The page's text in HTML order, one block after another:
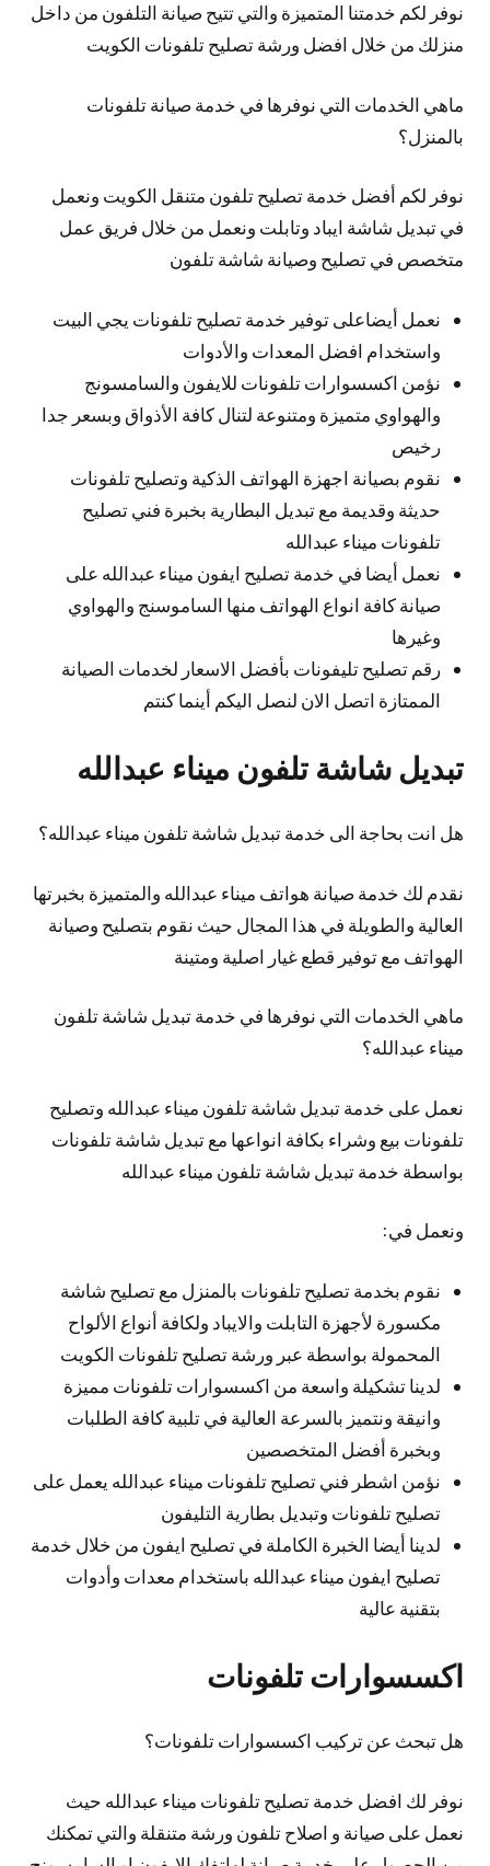
نوفر لكم خدمتنا المتميزة والتي تتيح صيانة التلفون من داخل
منزلك من خلال افضل ورشة تصليح تلفونات الكويت
ماهي الخدمات التي نوفرها في خدمة صيانة تلفونات
بالمنزل؟
نوفر لكم أفضل خدمة تصليح تلفون متنقل الكويت ونعمل
في تبديل شاشة ايباد وتابلت ونعمل من خلال فريق عمل
متخصص في تصليح وصيانة شاشة تلفون
نعمل أيضاعلى توفير خدمة تصليح تلفونات يجي البيت
واستخدام افضل المعدات والأدوات
نؤمن اكسسوارات تلفونات للايفون والسامسونج
والهواوي متميزة ومتنوعة لتنال كافة الأذواق وبسعر جدا
رخيص
نقوم بصيانة اجهزة الهواتف الذكية وتصليح تلفونات
حديثة وقديمة مع تبديل البطارية بخبرة فني تصليح
تلفونات ميناء عبدالله
نعمل أيضا في خدمة تصليح ايفون ميناء عبدالله على
صيانة كافة انواع الهواتف منها الساموسنج والهواوي
وغيرها
رقم تصليح تليفونات بأفضل الاسعار لخدمات الصيانة
الممتازة اتصل الان لنصل اليكم أينما كنتم
تبديل شاشة تلفون ميناء عبدالله
هل انت بحاجة الى خدمة تبديل شاشة تلفون ميناء عبدالله؟
نقدم لك خدمة صيانة هواتف ميناء عبدالله والمتميزة بخبرتها
العالية والطويلة في هذا المجال حيث نقوم بتصليح وصيانة
الهواتف مع توفير قطع غيار اصلية ومتينة
ماهي الخدمات التي نوفرها في خدمة تبديل شاشة تلفون
ميناء عبدالله؟
نعمل على خدمة تبديل شاشة تلفون ميناء عبدالله وتصليح
تلفونات بيع وشراء بكافة انواعها مع تبديل شاشة تلفونات
بواسطة خدمة تبديل شاشة تلفون ميناء عبدالله
ونعمل في:
نقوم بخدمة تصليح تلفونات بالمنزل مع تصليح شاشة
مكسورة لأجهزة التابلت والايباد ولكافة أنواع الألواح
المحمولة بواسطة عبر ورشة تصليح تلفونات الكويت
لدينا تشكيلة واسعة من اكسسوارات تلفونات مميزة
وانيقة ونتميز بالسرعة العالية في تلبية كافة الطلبات
وبخبرة أفضل المتخصصين
نؤمن اشطر فني تصليح تلفونات ميناء عبدالله يعمل على
تصليح تلفونات وتبديل بطارية التليفون
لدينا أيضا الخبرة الكاملة في تصليح ايفون من خلال خدمة
تصليح ايفون ميناء عبدالله باستخدام معدات وأدوات
بتقنية عالية
اكسسوارات تلفونات
هل تبحث عن تركيب اكسسوارات تلفونات؟
نوفر لك افضل خدمة تصليح تلفونات ميناء عبدالله حيث
نعمل على صيانة و اصلاح تلفون ورشة متنقلة والتي تمكنك